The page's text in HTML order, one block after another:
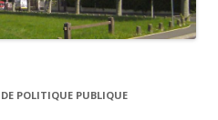
POLITIQUE PUBLIQUE